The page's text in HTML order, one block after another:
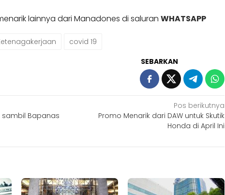
lainnya dari Manadones di saluranWHATSAPP
covid 19
SEBARKAN
sambil Bapanas
Pos berikutnya
Promo Menarik dari DAW untuk Skutik
Honda di April Ini